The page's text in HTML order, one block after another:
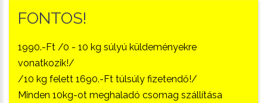
FONTOS!
1990.-Ft /0 - 10 kg súlyú küldeményekre
vonatkozik!/
/10 kg felett 1690.-Ft túlsúly fizetendő!/
Minden 10kg-ot meghaladó csomag szállítása